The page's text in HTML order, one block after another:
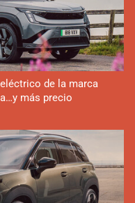
de la marca
más precio